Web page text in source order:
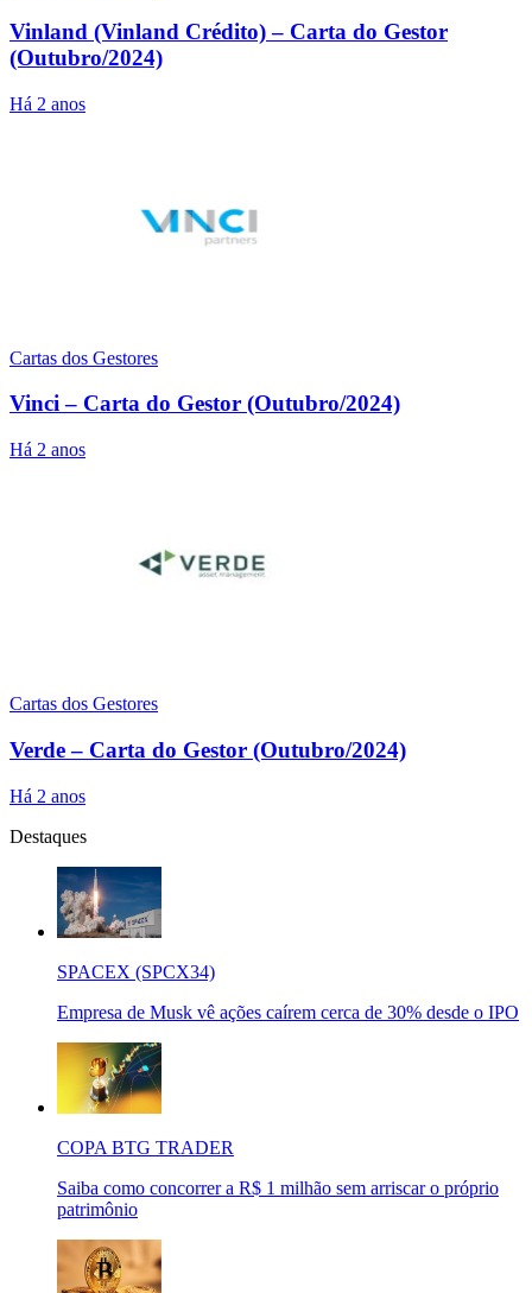
Vinland (Vinland Crédito) – Carta do Gestor
(Outubro/2024)
Há 2 anos
Cartas dos Gestores
Vinci – Carta do Gestor (Outubro/2024)
Há 2 anos
Cartas dos Gestores
Verde – Carta do Gestor (Outubro/2024)
Há 2 anos
Destaques
SPACEX (SPCX34)
Empresa de Musk vê ações caírem cerca de 30% desde o IPO
COPA BTG TRADER
Saiba como concorrer a R$ 1 milhão sem arriscar o próprio
patrimônio